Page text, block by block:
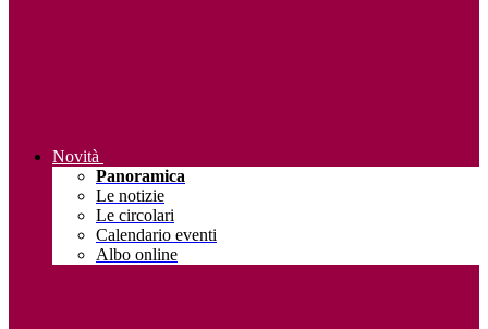
Novità
Panoramica
Le notizie
Le circolari
Calendario eventi
Albo online